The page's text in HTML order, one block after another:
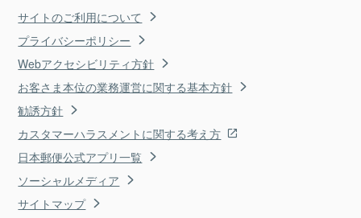
サイトのご利用について
プライバシーポリシー
Webアクセシビリティ方針
お客さま本位の業務運営に関する基本方針
勧誘方針
カスタマーハラスメントに関する考え方
日本郵便公式アプリ一覧
ソーシャルメディア
サイトマップ